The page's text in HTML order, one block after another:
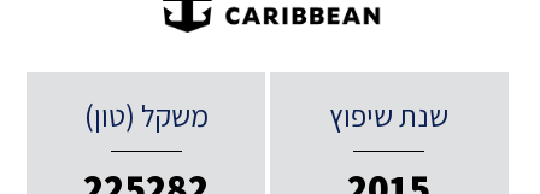
שנת שיפוץ משקל (טון)